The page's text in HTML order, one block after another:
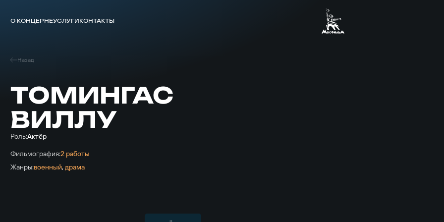
О КОНЦЕРНЕУСЛУГИКОНТАКТЫ
Назад
ТОМИНГАС
ВИЛЛУ
Роль:Актёр
Фильмография:2 работы
Жанры:военный,драма